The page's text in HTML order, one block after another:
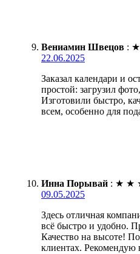
Вениамин Швецов : ★
22.06.2025
Заказал календари и
простой: загрузил
Изготовили быстро,
всем, особенно для
Инна Порывай : ★ ★
09.05.2025
Здесь отличная
всё быстро и удобно.
Качество на высоте!
клиентах. Рекомендую